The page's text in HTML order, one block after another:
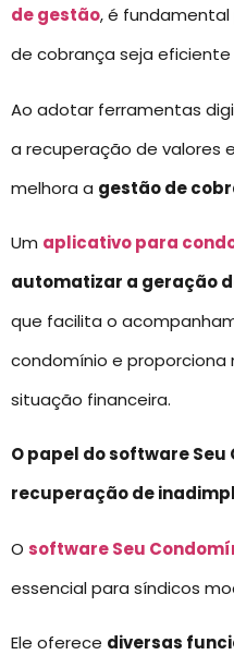
de gestão, é
de cobrança seja
Ao adotar ferramentas
a recuperação de valores
melhora a gestão de
Um aplicativo para
automatizar a geração
que facilita o
condomínio e proporciona
situação financeira.
O papel do software Seu
recuperação de
O software Seu
essencial para síndicos
Ele oferece diversas